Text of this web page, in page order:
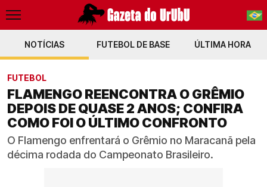
PT-BR
NOTÍCIAS FUTEBOL DE BASE ÚLTIMA HORA
FUTEBOL
FLAMENGO REENCONTRA O GRÊMIO
DEPOIS DE QUASE 2 ANOS; CONFIRA
COMO FOI O ÚLTIMO CONFRONTO
O Flamengo enfrentará o Grêmio no Maracanã pela
décima rodada do Campeonato Brasileiro.